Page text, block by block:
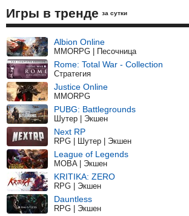
Игры в тренде за сутки
Albion Online
MMORPG | Песочница
Rome: Total War - Collection
Стратегия
Justice Online
MMORPG
PUBG: Battlegrounds
Шутер | Экшен
Next RP
RPG | Шутер | Экшен
League of Legends
MOBA | Экшен
KRITIKA: ZERO
RPG | Экшен
Dauntless
RPG | Экшен